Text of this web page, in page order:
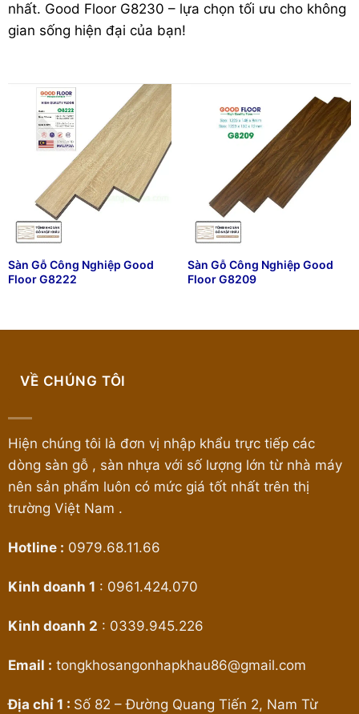
nhất. Good Floor G8230 – lựa chọn tối ưu cho không
gian sống hiện đại của bạn!
Sàn Gỗ Công Nghiệp Good
Floor G8222
Sàn Gỗ Công Nghiệp Good
Floor G8209
VỀ CHÚNG TÔI
Hiện chúng tôi là đơn vị nhập khẩu trực tiếp các
dòng sàn gỗ , sàn nhựa với số lượng lớn từ nhà máy
nên sản phẩm luôn có mức giá tốt nhất trên thị
trường Việt Nam .
Hotline : 0979.68.11.66
Kinh doanh 1 : 0961.424.070
Kinh doanh 2 : 0339.945.226
Email : tongkhosangonhapkhau86@gmail.com
Địa chỉ 1 : Số 82 – Đường Quang Tiến 2, Nam Từ